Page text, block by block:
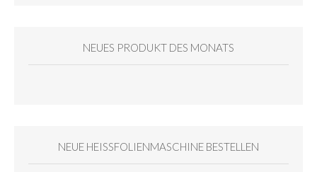
NEUES PRODUKT DES MONATS
NEUE HEISSFOLIENMASCHINE BESTELLEN